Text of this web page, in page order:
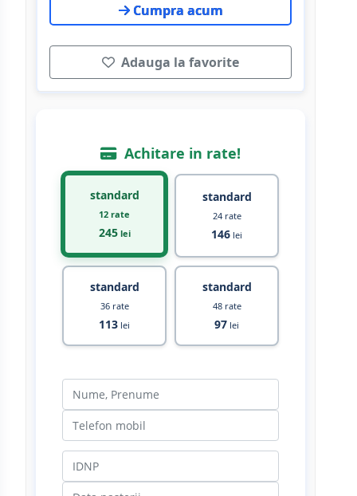
Cumpra acum
Adauga la favorite
Achitare in rate!
standard
12 rate
245lei
standard
24 rate
146 lei
standard
36 rate
113 lei
standard
48 rate
97 lei